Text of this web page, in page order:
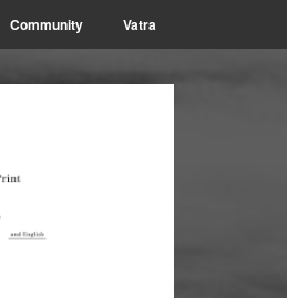
Community Vatra